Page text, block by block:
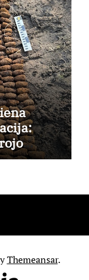
Themeansar.